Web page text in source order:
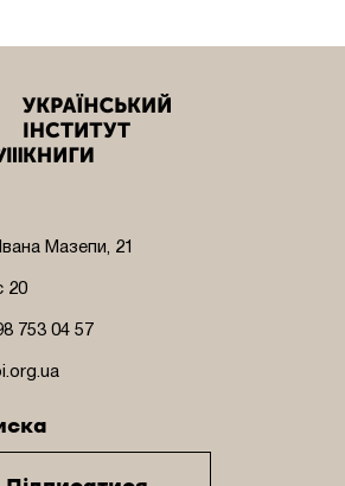
Мазепи, 21
20
753 04 57